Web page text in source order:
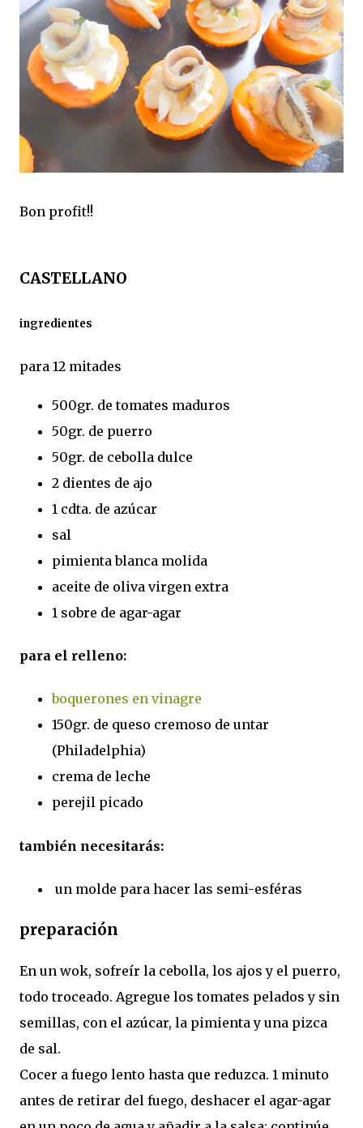
Bon profit!!
CASTELLANO
ingredientes
para 12 mitades
500gr. de tomates maduros
50gr. de puerro
50gr. de cebolla dulce
2 dientes de ajo
1 cdta. de azúcar
sal
pimienta blanca molida
aceite de oliva virgen extra
1 sobre de agar-agar
para el relleno:
boquerones en vinagre
150gr. de queso cremoso de untar
(Philadelphia)
crema de leche
perejil picado
también necesitarás:
un molde para hacer las semi-esféras
preparación
En un wok, sofreír la cebolla, los ajos y el puerro,
todo troceado. Agregue los tomates pelados y sin
semillas, con el azúcar, la pimienta y una pizca
de sal.
Cocer a fuego lento hasta que reduzca. 1 minuto
antes de retirar del fuego, deshacer el agar-agar